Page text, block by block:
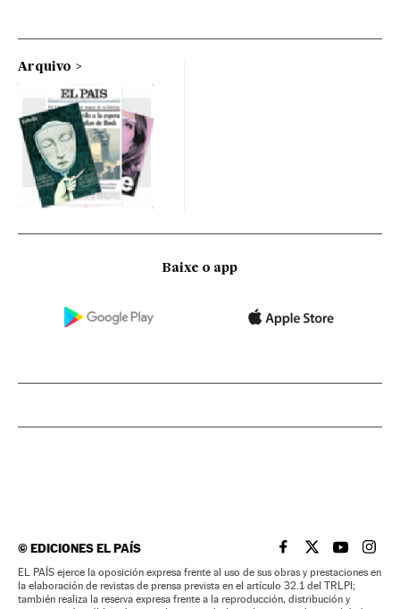
Arquivo
Baixe o app
©EDICIONES EL PAÍS EL PAÍS BRASIL EN
EL PAÍSEL PAÍS
EL
EL PAÍS ejerce la oposición expresa frente al uso de sus obras y prestaciones en
la elaboración de revistas de prensa prevista en el artículo 32.1 del TRLPI;
también realiza la reserva expresa frente a la reproducción, distribución y